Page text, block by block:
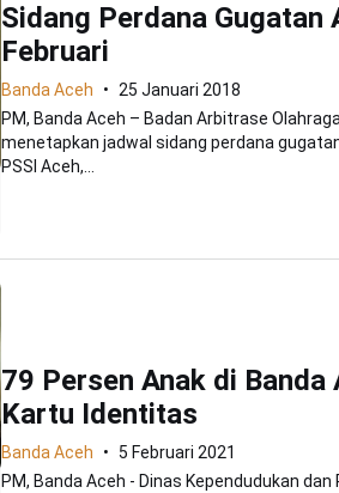
Sidang Perdana
Februari
Banda Aceh
25 Januari 2018
PM, Banda Aceh – Badan Arbitrase
menetapkan jadwal sidang perdana
PSSI Aceh,...
79 Persen Anak di Banda
Kartu Identitas
Banda Aceh
5 Februari 2021
PM, Banda Aceh - Dinas Kependudukan